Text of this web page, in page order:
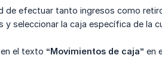
de efectuar tanto ingresos como
y seleccionar la caja específica de la
el texto “Movimientos de caja” en